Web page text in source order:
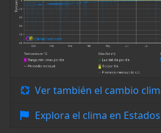
Ver también el cambio
Explora el clima en